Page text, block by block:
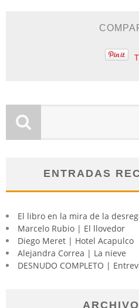
ENTRADAS
El libro en la mira de la
Marcelo Rubio | El llovedor
Diego Meret | Hotel Acapulco
Alejandra Correa | La nieve
DESNUDO COMPLETO |